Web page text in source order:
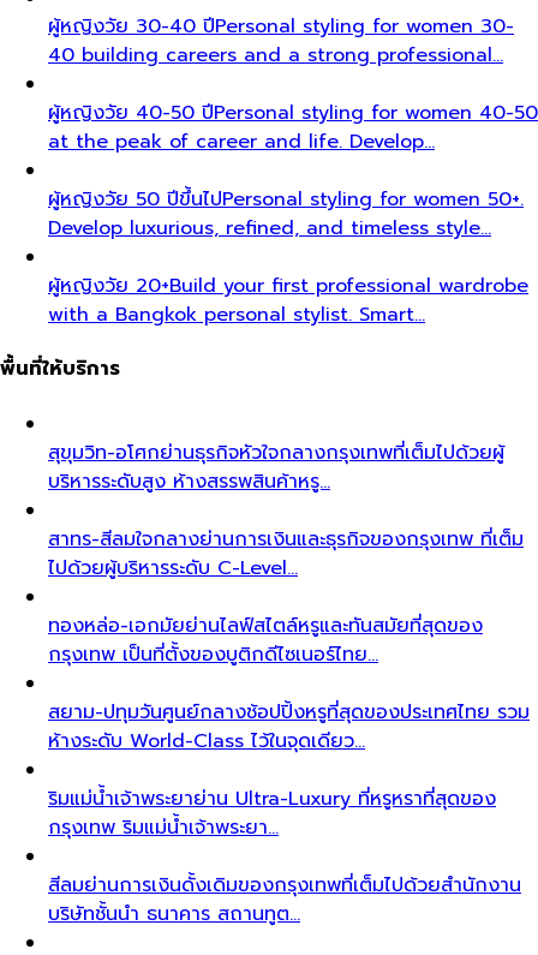
ผู้หญิงวัย 30-40 ปีPersonal styling for women 30-
40 building careers and a strong professional…
ผู้หญิงวัย 40-50 ปีPersonal styling for women 40-50
at the peak of career and life. Develop…
ผู้หญิงวัย 50 ปีขึ้นไปPersonal styling for women 50+.
Develop luxurious, refined, and timeless style…
ผู้หญิงวัย 20+Build your first professional wardrobe
with a Bangkok personal stylist. Smart…
พื้นที่ให้บริการ
สุขุมวิท-อโศกย่านธุรกิจหัวใจกลางกรุงเทพที่เต็มไปด้วยผู้
บริหารระดับสูง ห้างสรรพสินค้าหรู…
สาทร-สีลมใจกลางย่านการเงินและธุรกิจของกรุงเทพ ที่เต็ม
ไปด้วยผู้บริหารระดับ C-Level…
ทองหล่อ-เอกมัยย่านไลฟ์สไตล์หรูและทันสมัยที่สุดของ
กรุงเทพ เป็นที่ตั้งของบูติกดีไซเนอร์ไทย…
สยาม-ปทุมวันศูนย์กลางช้อปปิ้งหรูที่สุดของประเทศไทย รวม
ห้างระดับ World-Class ไว้ในจุดเดียว…
ริมแม่น้ำเจ้าพระยาย่าน Ultra-Luxury ที่หรูหราที่สุดของ
กรุงเทพ ริมแม่น้ำเจ้าพระยา…
สีลมย่านการเงินดั้งเดิมของกรุงเทพที่เต็มไปด้วยสำนักงาน
บริษัทชั้นนำ ธนาคาร สถานทูต…